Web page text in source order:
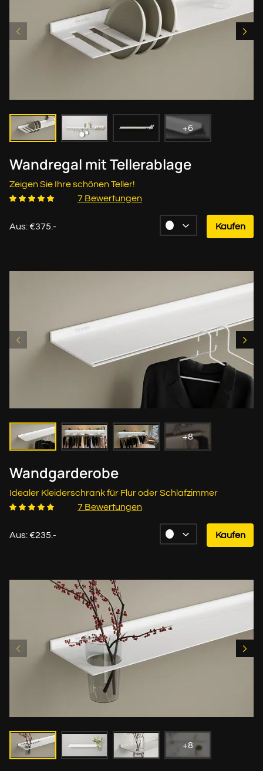
+6
Wandregal mit Tellerablage
Zeigen Sie Ihre schönen Teller!
7 Bewertungen
Aus: €375.- Kaufen
+8
Wandgarderobe
Idealer Kleiderschrank für Flur oder Schlafzimmer
7 Bewertungen
Aus: €235.- Kaufen
+8